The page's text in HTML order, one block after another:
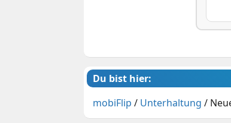
Du bist hier:
mobiFlip / Unterhaltung /